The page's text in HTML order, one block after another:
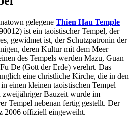
gelegene Thien Hau Temple
ist ein taoistischer Tempel, der
gewidmet ist, der Schutzpatronin der
deren Kultur mit dem Meer
des Tempels werden Mazu, Guan
De (Gott der Erde) verehrt. Das
eine christliche Kirche, die in den
einen kleinen taoistischen Tempel
Bauzeit wurde im
Tempel nebenan fertig gestellt. Der
2006 offiziell eingeweiht.